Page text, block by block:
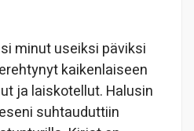
minut useiksi päviksi
kaikenlaiseen
ja laiskotellut. Halusin
suhtauduttiin